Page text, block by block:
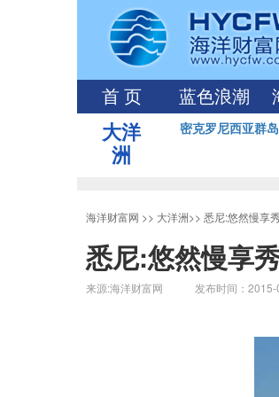
首 页 蓝色浪潮
大洋
洲
密克罗尼西亚群岛
海洋财富网 >> 大洋洲>> 悉尼:悠然慢享
悉尼:悠然慢享
来源:海洋财富网 发布时间：2015-